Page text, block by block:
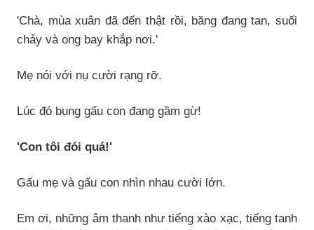
'Chà, mùa xuân đã đến thật rồi, băng đang tan, suối
chảy và ong bay khắp nơi.'
Mẹ nói với nụ cười rạng rỡ.
Lúc đó bụng gấu con đang gầm gừ!
'Con tôi đói quá!'
Gấu mẹ và gấu con nhìn nhau cười lớn.
Em ơi, những âm thanh như tiếng xào xạc, tiếng tanh